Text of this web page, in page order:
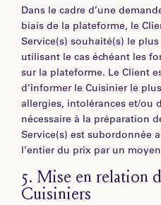
Dans le cadre d’une
biais de la plateforme, le
Service(s) souhaité(s) le
utilisant le cas échéant les
sur la plateforme. Le Client
d’informer le Cuisinier le
allergies, intolérances et/ou
nécessaire à la préparation
Service(s) est subordonnée
l’entier du prix par un
5. Mise en relation
Cuisiniers